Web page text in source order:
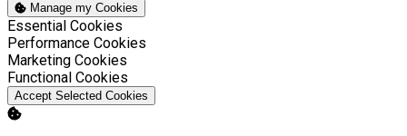
Manage my Cookies
Enable
Essential Cookies
Enable
Performance Cookies
Enable
Marketing Cookies
Enable
Functional Cookies
Accept Selected Cookies